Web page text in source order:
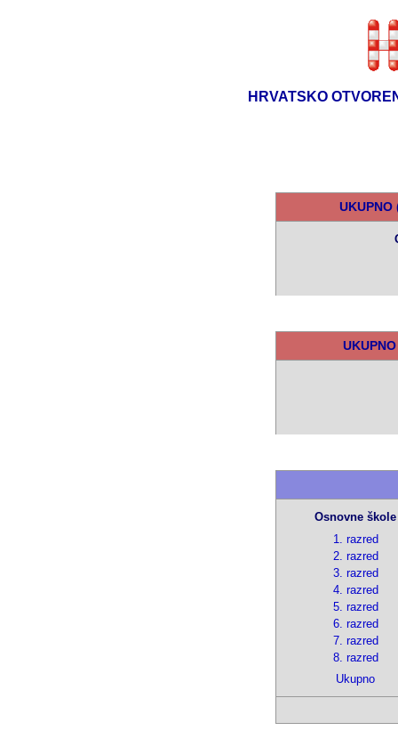
HRVATSKO
Osnovne škole
1. razred
2. razred
3. razred
4. razred
5. razred
6. razred
7. razred
8. razred
Ukupno